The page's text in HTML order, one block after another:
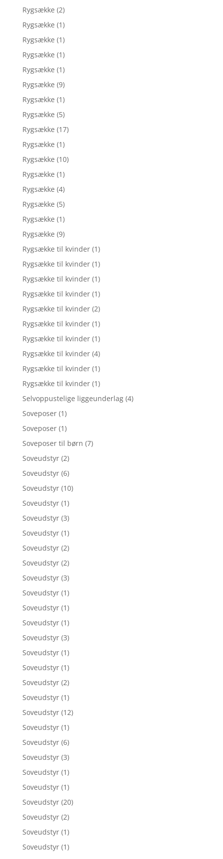
Rygsække (2)
Rygsække (1)
Rygsække (1)
Rygsække (1)
Rygsække (1)
Rygsække (9)
Rygsække (1)
Rygsække (5)
Rygsække (17)
Rygsække (1)
Rygsække (10)
Rygsække (1)
Rygsække (4)
Rygsække (5)
Rygsække (1)
Rygsække (9)
Rygsække til kvinder (1)
Rygsække til kvinder (1)
Rygsække til kvinder (1)
Rygsække til kvinder (1)
Rygsække til kvinder (2)
Rygsække til kvinder (1)
Rygsække til kvinder (1)
Rygsække til kvinder (4)
Rygsække til kvinder (1)
Rygsække til kvinder (1)
Selvoppustelige liggeunderlag (4)
Soveposer (1)
Soveposer (1)
Soveposer til børn (7)
Soveudstyr (2)
Soveudstyr (6)
Soveudstyr (10)
Soveudstyr (1)
Soveudstyr (3)
Soveudstyr (1)
Soveudstyr (2)
Soveudstyr (2)
Soveudstyr (3)
Soveudstyr (1)
Soveudstyr (1)
Soveudstyr (1)
Soveudstyr (3)
Soveudstyr (1)
Soveudstyr (1)
Soveudstyr (2)
Soveudstyr (1)
Soveudstyr (12)
Soveudstyr (1)
Soveudstyr (6)
Soveudstyr (3)
Soveudstyr (1)
Soveudstyr (1)
Soveudstyr (20)
Soveudstyr (2)
Soveudstyr (1)
Soveudstyr (1)